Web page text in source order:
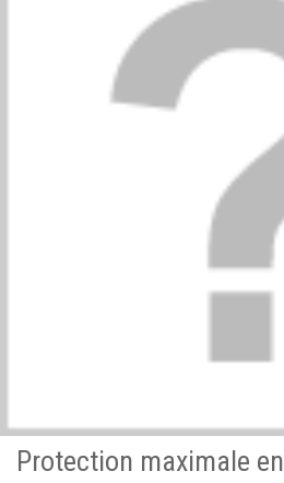
Protection maximale